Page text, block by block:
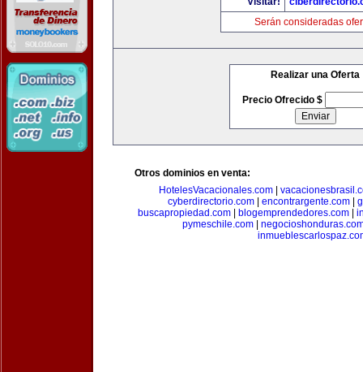
Serán consideradas
Realizar una Oferta
Precio Ofrecido $
Otros dominios en venta:
HotelesVacacionales.com|
cyberdirectorio.com| encontrargente.com|
buscapropiedad.com| blogemprendedores.com|
pymeschile.com|